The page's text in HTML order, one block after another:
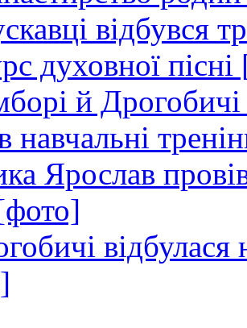
відбувся
духовної
й Дрогобичі
навчальні
Ярослав